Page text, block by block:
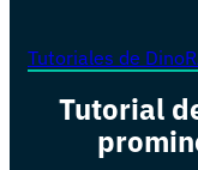
Tutoriales de
Tutorial